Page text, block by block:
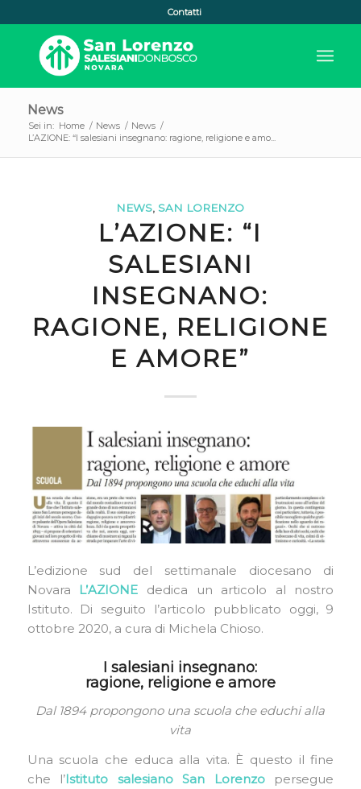
Contatti
News
Sei in: Home / News / News /
L’AZIONE: “I salesiani insegnano: ragione, religione e amo...
NEWS, SAN LORENZO
L’AZIONE: “I
SALESIANI
INSEGNANO:
RAGIONE, RELIGIONE
E AMORE”
L’edizione sud del settimanale diocesano di
Novara
L’AZIONE dedica un articolo al nostro
Istituto. Di seguito l’articolo pubblicato oggi, 9
ottobre 2020, a cura di Michela Chioso.
I salesiani insegnano:
ragione, religione e amore
Dal 1894 propongono una scuola che educhi alla
vita
Una scuola che educa alla vita. È questo il fine
che l’Istituto salesiano San Lorenzopersegue